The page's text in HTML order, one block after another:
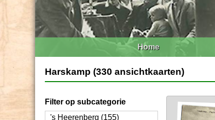
Home
Harskamp (330 ansichtkaarten)
Filter op subcategorie
's Heerenberg (155)